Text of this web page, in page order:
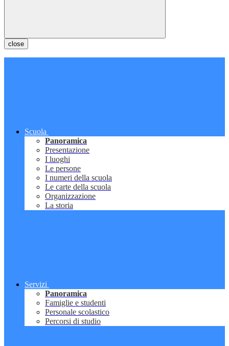
close
Scuola
Panoramica
Presentazione
I luoghi
Le persone
I numeri della scuola
Le carte della scuola
Organizzazione
La storia
Servizi
Panoramica
Famiglie e studenti
Personale scolastico
Percorsi di studio